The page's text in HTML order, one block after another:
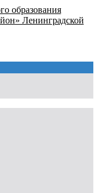
образования
Ленинградской